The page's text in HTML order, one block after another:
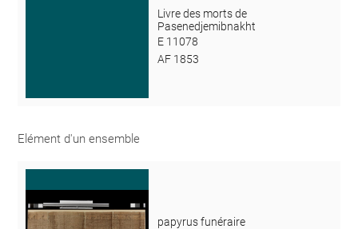
Livre des morts de
Pasenedjemibnakht
E 11078
AF 1853
Elément d'un ensemble
papyrus funéraire